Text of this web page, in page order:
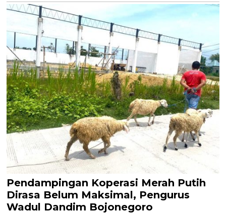
Pendampingan Koperasi Merah Putih
Dirasa Belum Maksimal, Pengurus
Wadul Dandim Bojonegoro